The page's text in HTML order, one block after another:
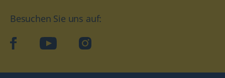
Besuchen Sie uns auf:
facebookYouTube Instagram